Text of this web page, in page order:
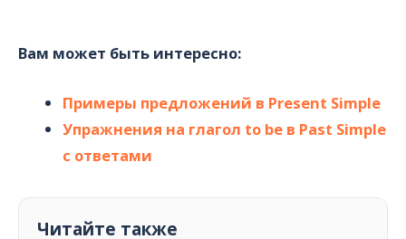
Вам может быть интересно:
Примеры предложений в Present Simple
Упражнения на глагол to be в Past Simple
с ответами
Читайте также